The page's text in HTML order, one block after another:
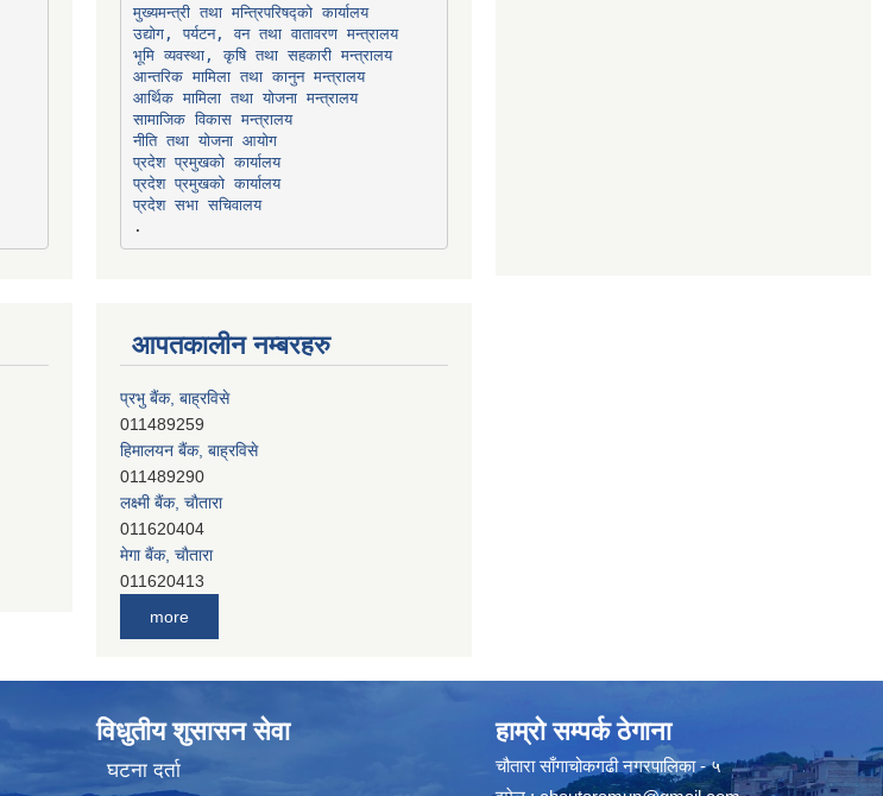
मुख्यमन्त्री तथा मन्त्रिपरिषद्को कार्यालय
उद्योग, पर्यटन, वन तथा वातावरण मन्त्रालय
भूमि व्यवस्था, कृषि तथा सहकारी मन्त्रालय
आन्तरिक मामिला तथा कानुन मन्त्रालय
आर्थिक मामिला तथा योजना मन्त्रालय
सामाजिक विकास मन्त्रालय
नीति तथा योजना आयोग
प्रदेश प्रमुखको कार्यालय
प्रदेश प्रमुखको कार्यालय
प्रदेश सभा सचिवालय
आपतकालीन नम्बरहरु
प्रभु बैंक, बाह्रविसे
011489259
हिमालयन बैंक, बाह्रविसे
011489290
लक्ष्मी बैंक, चाैतारा
011620404
मेगा बैंक, चाैतारा
011620413
011401005
011403051
सिभिल बैंक, मेलम्ची
011401055
more
विधुतीय शुसासन सेवा
घटना दर्ता
हाम्रो सम्पर्क ठेगाना
चौतारा साँगाचोकगढी नगरपालिका - ५